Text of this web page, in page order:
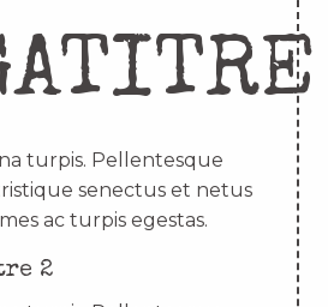
turpis. Pellentesque
senectus et netus
ac turpis egestas.
2